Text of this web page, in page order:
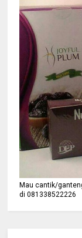
Mau cantik/
di 081338522226